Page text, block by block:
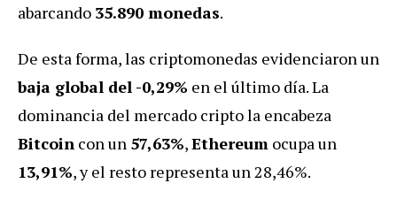
abarcando 35.890 monedas.
De esta forma, las criptomonedas evidenciaron un
baja global del -0,29% en el último día. La
dominancia del mercado cripto la encabeza
Bitcoin con un 57,63%,Ethereum ocupa un
13,91%, y el resto representa un 28,46%.